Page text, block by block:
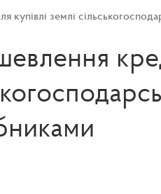
купівлі землі